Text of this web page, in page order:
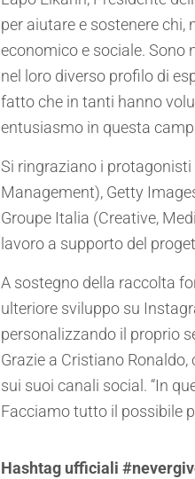
per aiutare e sostenere
economico e sociale. Sono
nel loro diverso profilo di
fatto che in tanti hanno
entusiasmo in questa
Si ringraziano i
Management), Getty
Groupe Italia (Creative,
lavoro a supporto del
A sostegno della raccolta
ulteriore sviluppo su
personalizzando il proprio
Grazie a Cristiano
sui suoi canali social. “In
Facciamo tutto il possibile
Hashtag ufficiali